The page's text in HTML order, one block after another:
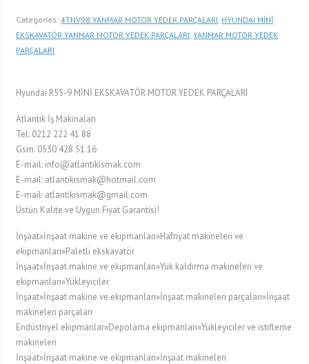
Categories: 4TNV98 YANMAR MOTOR YEDEK PARÇALARI HYUNDAI MİNİ
EKSKAVATÖR YANMAR MOTOR YEDEK PARÇALARI ,YANMAR MOTOR YEDEK
PARÇALARI
Hyundai R55-9 MİNİ EKSKAVATÖR MOTOR YEDEK PARÇALARI
Atlantik İş Makinaları
Tel: 0212 222 41 88
Gsm: 0530 428 51 16
E-mail: info@atlantikismak.com
E-mail: atlantikismak@hotmail.com
E-mail: atlantikismak@gmail.com
Üstün Kalite ve Uygun Fiyat Garantisi!
İnşaat»İnşaat makine ve ekipmanları»Hafriyat makineleri ve
ekipmanları»Paletli ekskavatör
İnşaat»İnşaat makine ve ekipmanları»Yük kaldırma makineleri ve
ekipmanları»Yükleyiciler
İnşaat»İnşaat makine ve ekipmanları»İnşaat makineleri parçaları»İnşaat
makineleri parçaları
Endüstriyel ekipmanlar»Depolama ekipmanları»Yükleyiciler ve istifleme
makineleri
İnşaat»İnşaat makine ve ekipmanları»İnşaat makineleri